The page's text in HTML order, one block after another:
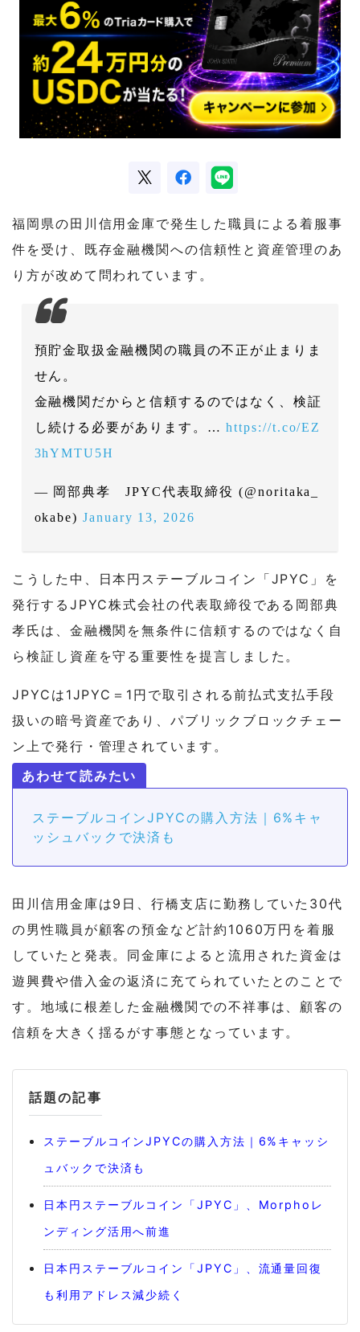
福岡県の田川信用金庫で発生した職員による着服事
件を受け、既存金融機関への信頼性と資産管理のあ
り方が改めて問われています。
預貯金取扱金融機関の職員の不正が止まりま
せん。
金融機関だからと信頼するのではなく、検証
し続ける必要があります。…https://t.co/EZ
3hYMTU5H
— 岡部典孝 JPYC代表取締役 (@noritaka_
okabe) January 13, 2026
こうした中、日本円ステーブルコイン「JPYC」を
発行するJPYC株式会社の代表取締役である岡部典
孝氏は、金融機関を無条件に信頼するのではなく自
ら検証し資産を守る重要性を提言しました。
JPYCは1JPYC＝1円で取引される前払式支払手段
扱いの暗号資産であり、パブリックブロックチェー
ン上で発行・管理されています。
ステーブルコインJPYCの購入方法｜6%キャ
ッシュバックで決済も
田川信用金庫は9日、行橋支店に勤務していた30代
の男性職員が顧客の預金など計約1060万円を着服
していたと発表。同金庫によると流用された資金は
遊興費や借入金の返済に充てられていたとのことで
す。地域に根差した金融機関での不祥事は、顧客の
信頼を大きく揺るがす事態となっています。
話題の記事
ステーブルコインJPYCの購入方法｜6%キャッシ
ュバックで決済も
日本円ステーブルコイン「JPYC」、Morphoレ
ンディング活用へ前進
日本円ステーブルコイン「JPYC」、流通量回復
も利用アドレス減少続く